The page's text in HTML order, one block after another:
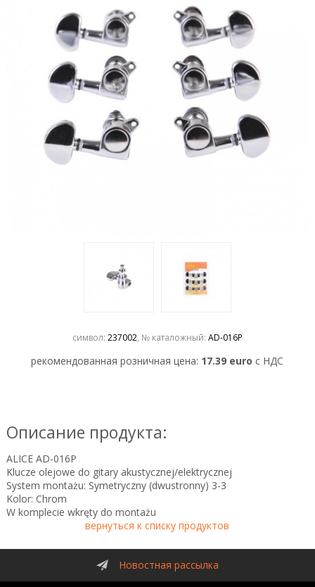
символ: 237002, № каталожный: AD-016P
рекомендованная розничная цена: 17.39 euro с НДС
Описание продукта:
ALICE AD-016P
Klucze olejowe do gitary akustycznej/elektrycznej
System montażu: Symetryczny (dwustronny) 3-3
Kolor: Chrom
W komplecie wkręty do montażu
вернуться к списку продуктов
Новостная рассылка